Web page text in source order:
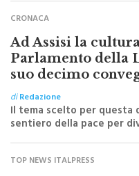
CRONACA
Ad Assisi la
Parlamento della
suo decimo
diRedazione
Il tema scelto per questa
sentiero della pace per
TOP NEWS ITALPRESS